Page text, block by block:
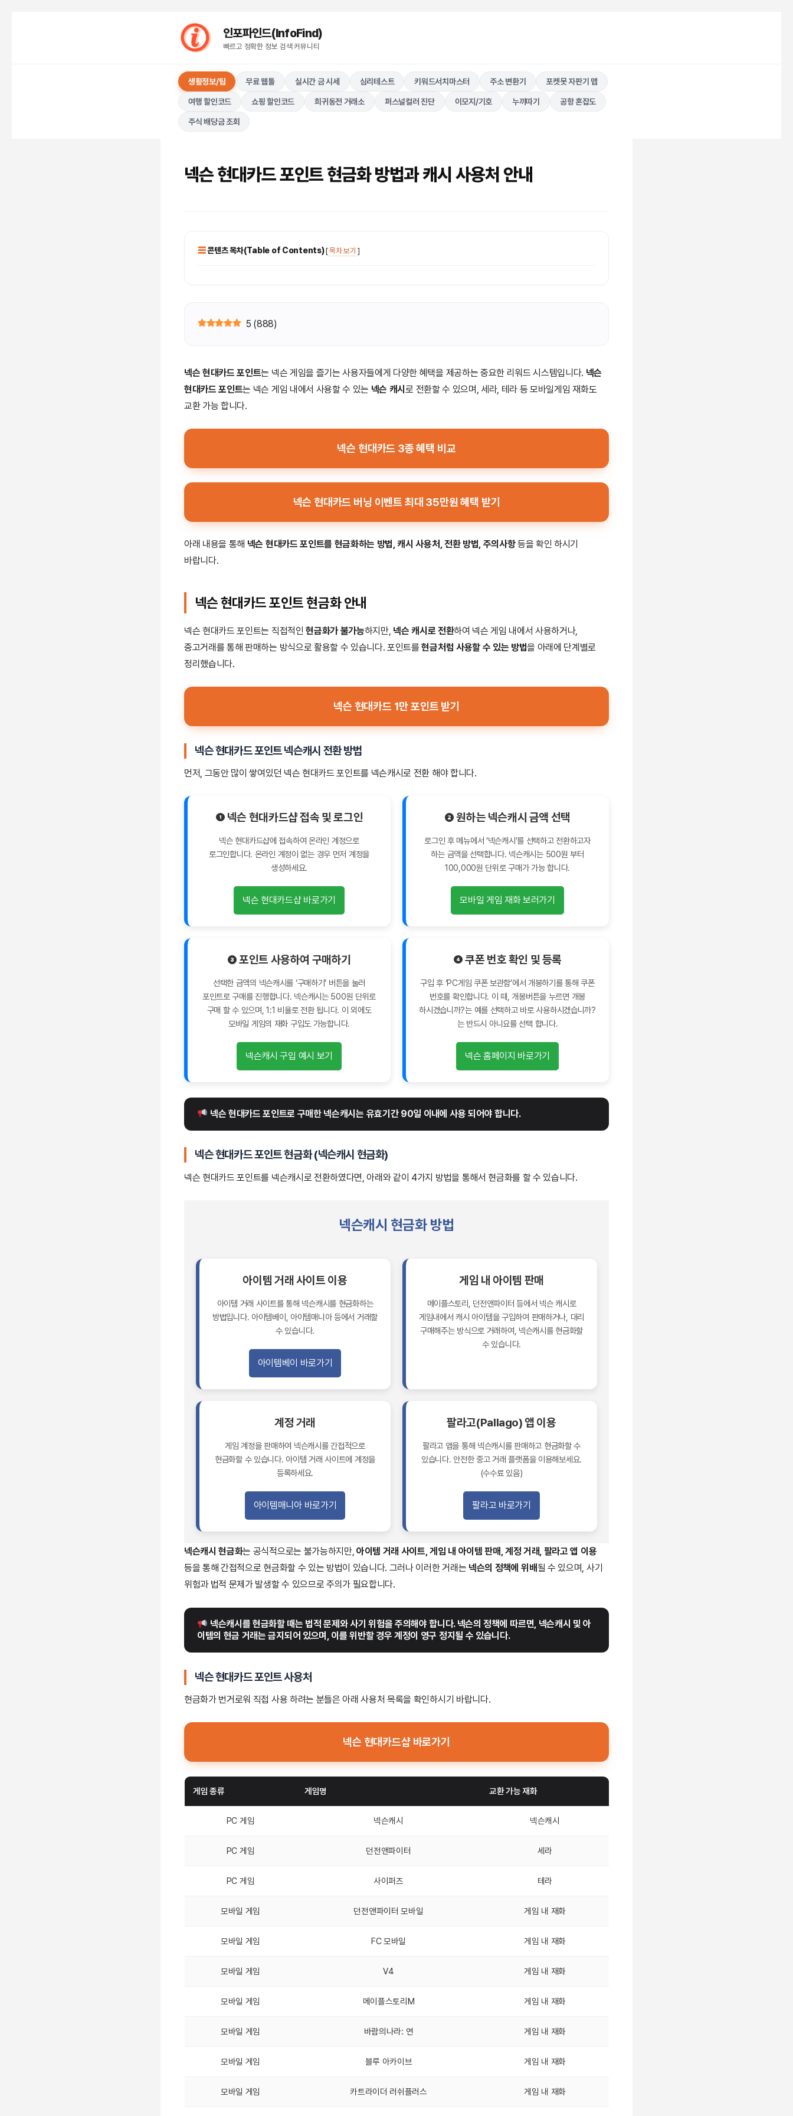
인포파인드(InfoFind)​​​​
빠르고 정확한 정보 검색 커뮤니티
생활정보/팁 무료 웹툴 실시간 금 시세 심리테스트 키워드서치마스터 주소 변환기 포켓못 자판기 맵
여행 할인코드 쇼핑 할인코드 희귀동전 거래소 퍼스널컬러 진단 이모지/기호 누끼따기 공항 혼잡도
주식 배당금 조회
넥슨 현대카드 포인트 현금화 방법과 캐시 사용처 안내
콘텐츠 목차(Table of Contents)[목차 보기 ]
5 (888)
넥슨 현대카드 포인트는 넥슨 게임을 즐기는 사용자들에게 다양한 혜택을 제공하는 중요한 리워드 시스템입니다. 넥슨
현대카드 포인트는 넥슨 게임 내에서 사용할 수 있는 넥슨 캐시로 전환할 수 있으며, 세라, 테라 등 모바일게임 재화도
교환 가능 합니다.
넥슨 현대카드 3종 혜택 비교
넥슨 현대카드 버닝 이벤트 최대 35만원 혜택 받기
아래 내용을 통해 넥슨 현대카드 포인트를 현금화하는 방법, 캐시 사용처, 전환 방법, 주의사항등을 확인 하시기
바랍니다.
넥슨 현대카드 포인트 현금화 안내
넥슨 현대카드 포인트는 직접적인현금화가 불가능하지만, 넥슨 캐시로 전환하여 넥슨 게임 내에서 사용하거나,
중고거래를 통해 판매하는 방식으로 활용할 수 있습니다. 포인트를현금처럼 사용할 수 있는 방법을 아래에 단계별로
정리했습니다.
넥슨 현대카드 1만 포인트 받기
넥슨 현대카드 포인트 넥슨캐시 전환 방법
먼저, 그동안 많이 쌓여있던 넥슨 현대카드 포인트를 넥슨캐시로 전환 해야 합니다.
❶ 넥슨 현대카드샵 접속 및 로그인
넥슨 현대카드샵에 접속하여 온라인 계정으로
로그인합니다. 온라인 계정이 없는 경우 먼저 계정을
생성하세요.
넥슨 현대카드샵 바로가기
❷ 원하는 넥슨캐시 금액 선택
로그인 후 메뉴에서 ‘넥슨캐시’를 선택하고 전환하고자
하는 금액을 선택합니다. 넥슨캐시는 500원 부터
100,000원 단위로 구매가 가능 합니다.
모바일 게임 재화 보러가기
❸ 포인트 사용하여 구매하기
선택한 금액의 넥슨캐시를 ‘구매하기’ 버튼을 눌러
포인트로 구매를 진행합니다. 넥슨캐시는 500원 단위로
구매 할 수 있으며, 1:1 비율로 전환 됩니다. 이 외에도
모바일 게임의 재화 구입도 가능합니다.
넥슨캐시 구입 예시 보기
❹ 쿠폰 번호 확인 및 등록
구입 후 ‘PC게임 쿠폰 보관함’에서 개봉하기를 통해 쿠폰
번호를 확인합니다. 이 때, 개봉버튼을 누르면 개봉
하시겠습니까?는 예를 선택하고 바로 사용하시겠습니까?
는 반드시 아니요를 선택 합니다.
넥슨 홈페이지 바로가기
넥슨 현대카드 포인트로 구매한 넥슨캐시는 유효기간 90일 이내에 사용 되어야 합니다.
넥슨 현대카드 포인트 현금화 (넥슨캐시 현금화)
넥슨 현대카드 포인트를 넥슨캐시로 전환하였다면, 아래와 같이 4가지 방법을 통해서 현금화를 할 수 있습니다.
넥슨캐시 현금화 방법
아이템 거래 사이트 이용
아이템 거래 사이트를 통해 넥슨캐시를 현금화하는
방법입니다. 아이템베이, 아이템매니아 등에서 거래할
수 있습니다.
아이템베이 바로가기
게임 내 아이템 판매
메이플스토리, 던전앤파이터 등에서 넥슨 캐시로
게임내에서 캐시 아이템을 구입하여 판매하거나, 대리
구매해주는 방식으로 거래하여, 넥슨캐시를 현금화할
수 있습니다.
계정 거래
게임 계정을 판매하여 넥슨캐시를 간접적으로
현금화할 수 있습니다. 아이템 거래 사이트에 계정을
등록하세요.
아이템매니아 바로가기
팔라고(Pallago) 앱 이용
팔라고 앱을 통해 넥슨캐시를 판매하고 현금화할 수
있습니다. 안전한 중고 거래 플랫폼을 이용해보세요.
(수수료 있음)
팔라고 바로가기
넥슨캐시 현금화는 공식적으로는 불가능하지만,아이템 거래 사이트, 게임 내 아이템 판매, 계정 거래, 팔라고 앱 이용
등을 통해 간접적으로 현금화할 수 있는 방법이 있습니다. 그러나 이러한 거래는 넥슨의 정책에 위배될 수 있으며, 사기
위험과 법적 문제가 발생할 수 있으므로 주의가 필요합니다.
넥슨캐시를 현금화할 때는 법적 문제와 사기 위험을 주의해야 합니다. 넥슨의 정책에 따르면, 넥슨캐시 및 아
이템의 현금 거래는 금지되어 있으며, 이를 위반할 경우 계정이 영구 정지될 수 있습니다.
넥슨 현대카드 포인트 사용처
현금화가 번거로워 직접 사용 하려는 분들은 아래 사용처 목록을 확인하시기 바랍니다.
넥슨 현대카드샵 바로가기
게임 종류 게임명 교환 가능 재화
PC 게임 넥슨캐시 넥슨캐시
PC 게임 던전앤파이터 세라
PC 게임 사이퍼즈 테라
모바일 게임 던전앤파이터 모바일 게임 내 재화
모바일 게임 FC 모바일 게임 내 재화
모바일 게임 V4 게임 내 재화
모바일 게임 메이플스토리M 게임 내 재화
모바일 게임 바람의나라: 연 게임 내 재화
모바일 게임 블루 아카이브 게임 내 재화
모바일 게임 카트라이더 러쉬플러스 게임 내 재화